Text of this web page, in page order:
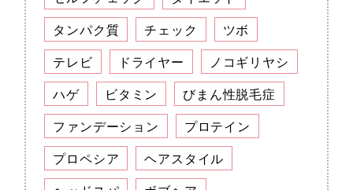
タンパク質
チェック
ツボ
テレビ
ドライヤー
ノコギリヤシ
ハゲ
ビタミン
びまん性脱毛症
ファンデーション
プロテイン
プロペシア
ヘアスタイル